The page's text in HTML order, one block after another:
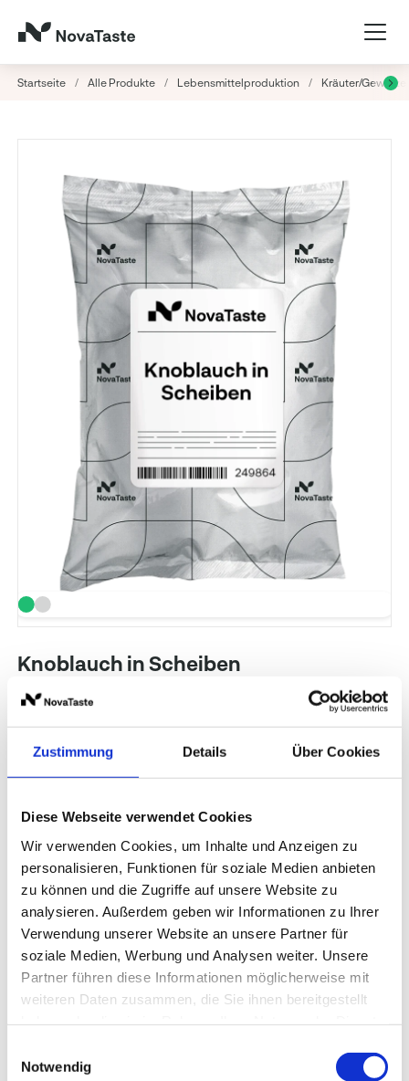
Zustimmung Details Über Cookies
Diese Webseite verwendet Cookies
Wir verwenden Cookies, um Inhalte und Anzeigen zu
personalisieren, Funktionen für soziale Medien anbieten
zu können und die Zugriffe auf unsere Website zu
analysieren. Außerdem geben wir Informationen zu Ihrer
Verwendung unserer Website an unsere Partner für
soziale Medien, Werbung und Analysen weiter. Unsere
Partner führen diese Informationen möglicherweise mit
weiteren Daten zusammen, die Sie ihnen bereitgestellt
Notwendig
Startseite / Alle Produkte / Lebensmittelproduktion / Kräuter/Gewürze
Knoblauch in Scheiben
Art. Nr.: 249864
NovaTaste
eingeloggten Geschäftskunden.
Lagerung und Verpackung
Lagerung und Verpackung